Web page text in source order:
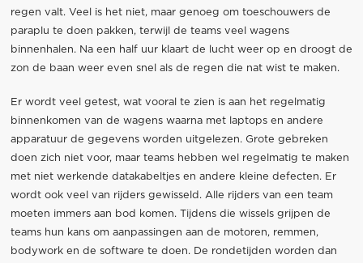
regen valt. Veel is het niet, maar genoeg om toeschouwers de
paraplu te doen pakken, terwijl de teams veel wagens
binnenhalen. Na een half uur klaart de lucht weer op en droogt de
zon de baan weer even snel als de regen die nat wist te maken.
Er wordt veel getest, wat vooral te zien is aan het regelmatig
binnenkomen van de wagens waarna met laptops en andere
apparatuur de gegevens worden uitgelezen. Grote gebreken
doen zich niet voor, maar teams hebben wel regelmatig te maken
met niet werkende datakabeltjes en andere kleine defecten. Er
wordt ook veel van rijders gewisseld. Alle rijders van een team
moeten immers aan bod komen. Tijdens die wissels grijpen de
teams hun kans om aanpassingen aan de motoren, remmen,
bodywork en de software te doen. De rondetijden worden dan